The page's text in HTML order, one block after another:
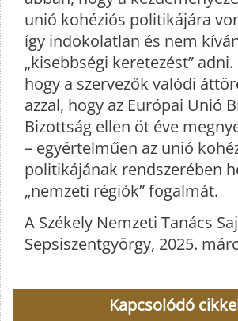
unió kohéziós politikájára
így indokolatlan és nem
„kisebbségi keretezést” adni.
hogy a szervezők valódi
azzal, hogy az Európai Unió
Bizottság ellen öt éve
– egyértelműen az unió
politikájának rendszerében
„nemzeti régiók” fogalmát.
A Székely Nemzeti Tanács
Sepsiszentgyörgy, 2025.
Kapcsolódó